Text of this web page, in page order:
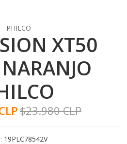
PHILCO
XT50
$23.980 CLP
19PLC78542V